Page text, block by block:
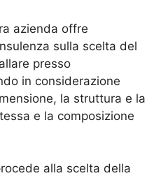
azienda offre
sulla scelta del
presso
in considerazione
la struttura e la
e la composizione
alla scelta della